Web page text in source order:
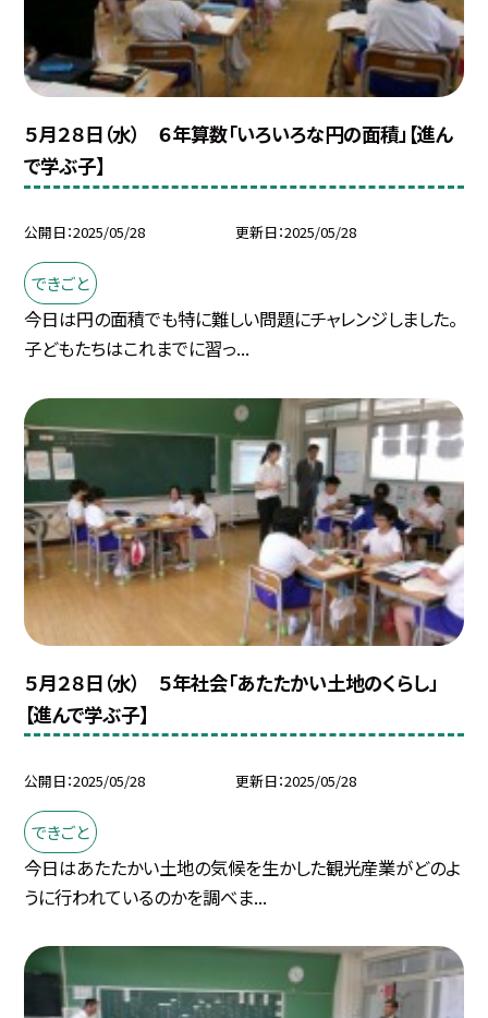
５月２８日（水） ６年算数「いろいろな円の面積」【進ん
で学ぶ子】
公開日 2025/05/28 更新日 2025/05/28
できごと
今日は円の面積でも特に難しい問題にチャレンジしました。
子どもたちはこれまでに習っ...
５月２８日（水） ５年社会「あたたかい土地のくらし」
【進んで学ぶ子】
公開日 2025/05/28 更新日 2025/05/28
できごと
今日はあたたかい土地の気候を生かした観光産業がどのよ
うに行われているのかを調べま...